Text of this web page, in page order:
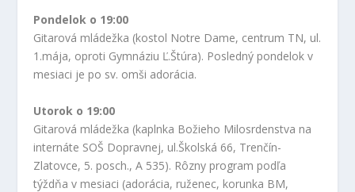
Pondelok o 19:00
Gitarová mládežka (kostol Notre Dame, centrum TN, ul.
1.mája, oproti Gymnáziu Ľ.Štúra). Posledný pondelok v
mesiaci je po sv. omši adorácia.
Utorok o 19:00
Gitarová mládežka (kaplnka Božieho Milosrdenstva na
internáte SOŠ Dopravnej, ul.Školská 66, Trenčín-
Zlatovce, 5. posch., A 535). Rôzny program podľa
týždňa v mesiaci (adorácia, ruženec, korunka BM,